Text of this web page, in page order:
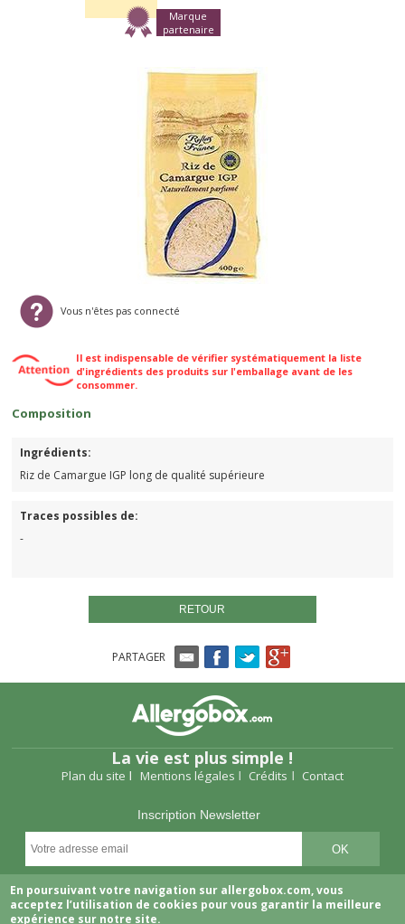
Marque
partenaire
Vous n'êtes pas connecté
Il est indispensable de vérifier systématiquement la liste
d'ingrédients des produits sur l'emballage avant de les
consommer.
Composition
Ingrédients:
Riz de Camargue IGP long de qualité supérieure
Traces possibles de:
-
RETOUR
PARTAGER
La vie est plus simple !
Plan du site Mentions légales Crédits Contact
Inscription Newsletter
Suivez-nous
En poursuivant votre navigation sur allergobox.com, vous
acceptez l’utilisation de cookies pour vous garantir la meilleure
expérience sur notre site.